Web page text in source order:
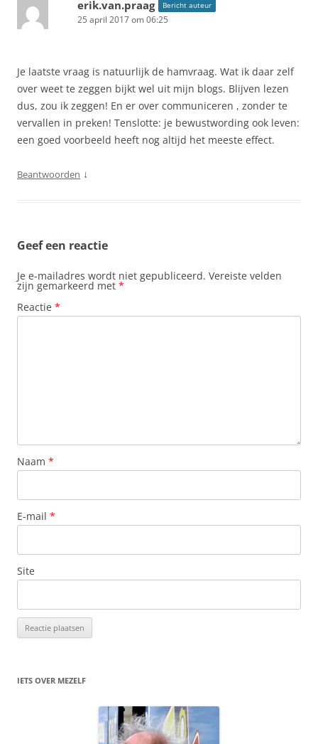
erik.van.praag Bericht auteur
25 april 2017 om 06:25
Je laatste vraag is natuurlijk de hamvraag. Wat ik daar zelf
over weet te zeggen bijkt wel uit mijn blogs. Blijven lezen
dus, zou ik zeggen! En er over communiceren , zonder te
vervallen in preken! Tenslotte: je bewustwording ook leven:
een goed voorbeeld heeft nog altijd het meeste effect.
Beantwoorden ↓
Geef een reactie
Je e-mailadres wordt niet gepubliceerd. Vereiste velden
zijn gemarkeerd met *
Reactie *
Naam *
E-mail *
Site
IETS OVER MEZELF